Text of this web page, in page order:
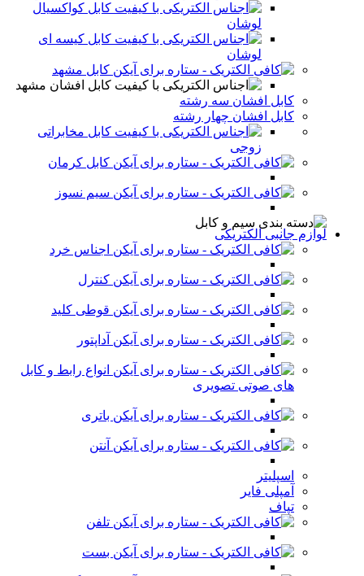
کابل کواکسیال
لوشان
کابل کیسه ای
لوشان
کابل مشهد
کابل افشان مشهد
کابل افشان سه رشته
کابل افشان چهار رشته
کابل مخابراتی
زوجی
کابل کرمان
سیم نسوز
لوازم جانبی الکتریکی
اجناس خرد
کنترل
قوطی کلید
آداپتور
انواع رابط و کابل
های صوتی تصویری
باتری
آنتن
اسپلیتر
آمپلی فایر
تپاف
تلفن
بست